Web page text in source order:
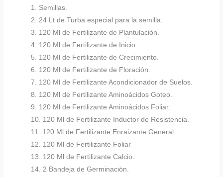
1. Semillas.
2. 24 Lt de Turba especial para la semilla.
3. 120 Ml de Fertilizante de Plantulación.
4. 120 Ml de Fertilizante de Inicio.
5. 120 Ml de Fertilizante de Crecimiento.
6. 120 Ml de Fertilizante de Floración.
7. 120 Ml de Fertilizante Acondicionador de Suelos.
8. 120 Ml de Fertilizante Aminoácidos Goteo.
9. 120 Ml de Fertilizante Aminoácidos Foliar.
10. 120 Ml de Fertilizante Inductor de Resistencia.
11. 120 Ml de Fertilizante Enraizante General.
12. 120 Ml de Fertilizante Foliar
13. 120 Ml de Fertilizante Calcio.
14. 2 Bandeja de Germinación.